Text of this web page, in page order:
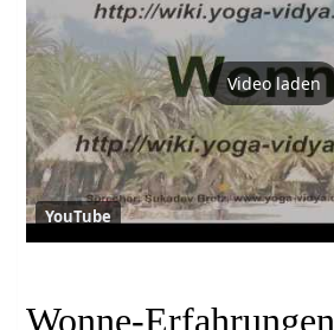
Video laden
YouTube
Wonne-Erfahrungen